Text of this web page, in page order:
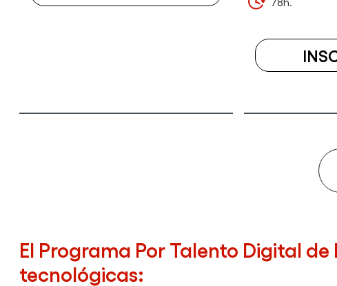
A
BARCELONA
El Programa Por Talento Digital
tecnológicas: